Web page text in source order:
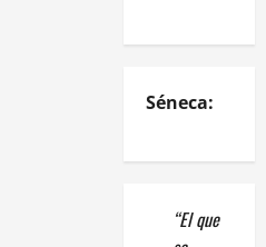
Séneca:
“El que